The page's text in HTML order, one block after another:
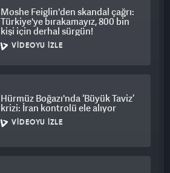
Moshe Feiglin'den skandal çağrı:
Türkiye'ye bırakamayız, 800 bin
kişi için derhal sürgün!
VIDEOYU İZLE
Hürmüz Boğazı'nda ‘Büyük Taviz’
krizi: İran kontrolü ele alıyor
VIDEOYU İZLE